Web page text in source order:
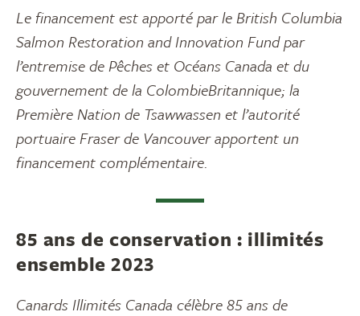
Le financement est apporté par le British Columbia
Salmon Restoration and Innovation Fund par
l’entremise de Pêches et Océans Canada et du
gouvernement de la ColombieBritannique; la
Première Nation de Tsawwassen et l’autorité
portuaire Fraser de Vancouver apportent un
financement complémentaire.
85 ans de conservation : illimités
ensemble 2023
Canards Illimités Canada célèbre 85 ans de